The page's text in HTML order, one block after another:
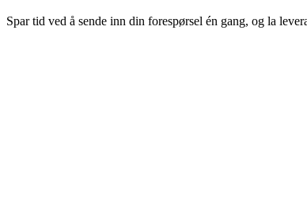
Spar tid ved å sende inn din forespørsel én gang, og la